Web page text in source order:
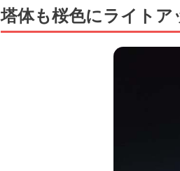
塔体も桜色にライトア